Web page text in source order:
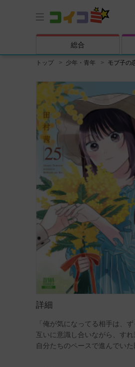
総合
トップ 少年・青年 モブ子の
詳細
「俺が気になってる相手は、
互いに意識し合いながら、す
自分たちのペースで進んでい